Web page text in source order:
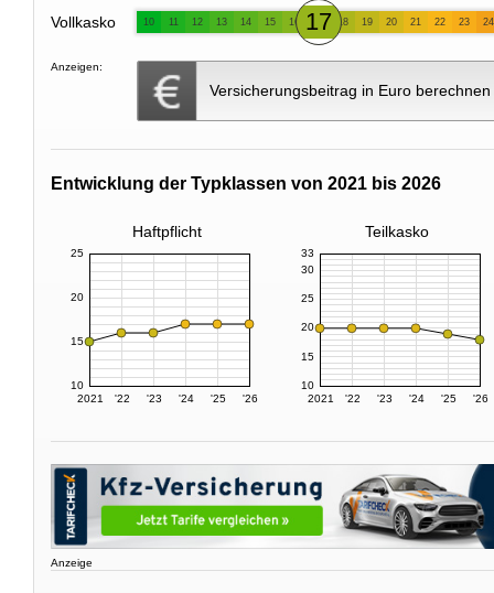
Vollkasko 10 11 12 13 14 15 16 17 18 19 20 21 22 23 24
Anzeigen:
Versicherungsbeitrag in Euro berechnen
Entwicklung der Typklassen von 2021 bis 2026
Haftpflicht Teilkasko
2021 '22 '23 '24 '25 '26
10
15
20
25
2021 '22 '23 '24 '25 '26
10
15
20
25
30
33
Anzeige